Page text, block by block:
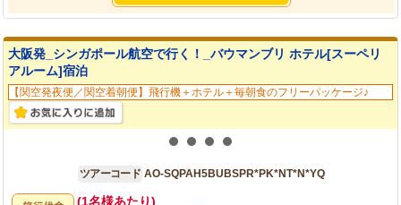
大阪発_シンガポール航空で行く！_バウマンブリ ホテル[スーペリ
アルーム]宿泊
【関空発夜便／関空着朝便】飛行機＋ホテル＋毎朝食のフリーパッケージ♪
ツアーコード AO-SQPAH5BUBSPR*PK*NT*N*YQ
(1名様あたり)